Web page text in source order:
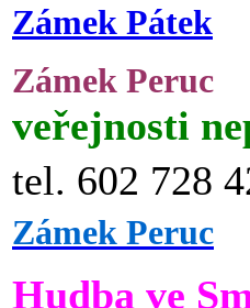
Zámek Pátek
Zámek Peruc
veřejnosti
tel. 602 728
Zámek Peruc
Hudba ve